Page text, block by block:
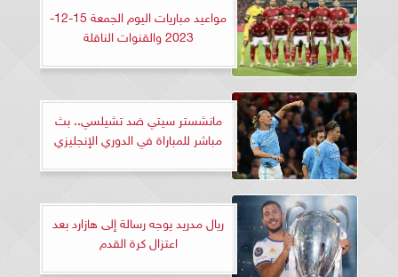
مواعيد مباريات اليوم الجمعة 15-12-
2023 والقنوات الناقلة
مانشستر سيتي ضد تشيلسي.. بث
مباشر للمباراة في الدوري الإنجليزي
ريال مدريد يوجه رسالة إلى هازارد بعد
اعتزال كرة القدم